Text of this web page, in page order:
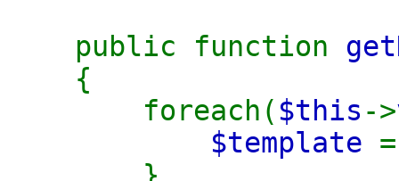
public function
{
foreach( $this ->
$template